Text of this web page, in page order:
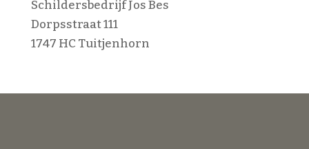
Schildersbedrijf Jos Bes
Dorpsstraat 111
1747 HC Tuitjenhorn